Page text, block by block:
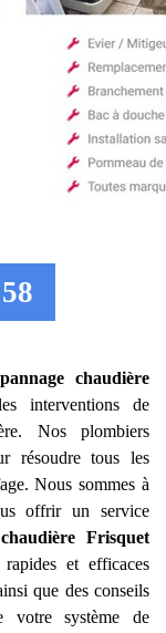
chaudière
interventions de
Nos plombiers
résoudre tous les
Nous sommes à
offrir un service
Frisquet
et efficaces
que des conseils
votre système de